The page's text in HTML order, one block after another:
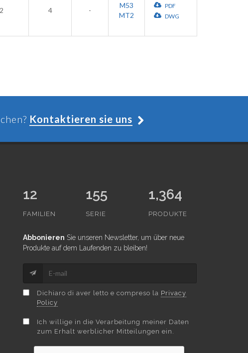
4 -
M53
MT2
PDF
DWG
Kontaktieren sie uns
12
FAMILIEN
155
SERIE
1,364
PRODUKTE
Abbonieren Sie unseren Newsletter, um über neue
Produkte auf dem Laufenden zu bleiben!
Dichiaro di aver letto e compreso la Privacy
Policy
Ich willige in die Verarbeitung meiner Daten
zum Erhalt werblicher Mitteilungen ein.